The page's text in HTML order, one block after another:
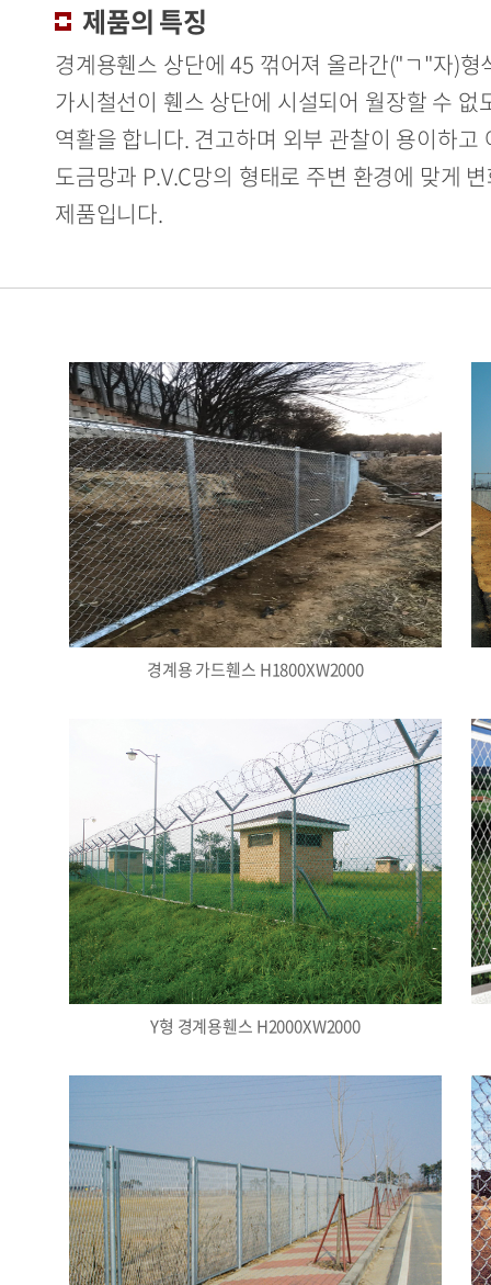
제품의 특징
경계용휀스 상단에 45 꺾어져 올라간("ㄱ"자)형
가시철선이 휀스 상단에 시설되어 월장할 수 없
역활을 합니다. 견고하며 외부 관찰이 용이하고
도금망과 P.V.C망의 형태로 주변 환경에 맞게
제품입니다.
경계용 가드휀스 H1800XW2000
Y형 경계용휀스 H2000XW2000